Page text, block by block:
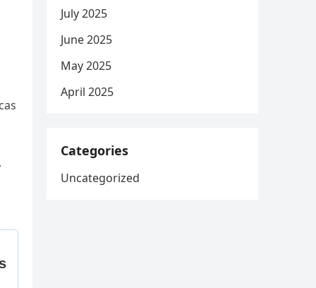
July 2025
June 2025
May 2025
April 2025
Categories
Uncategorized